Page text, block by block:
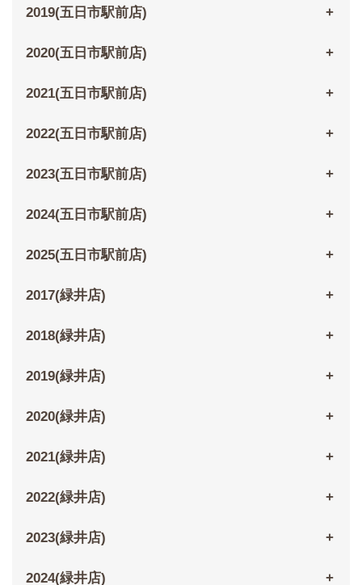
2019(五日市駅前店)
2020(五日市駅前店)
2021(五日市駅前店)
2022(五日市駅前店)
2023(五日市駅前店)
2024(五日市駅前店)
2025(五日市駅前店)
2017(緑井店)
2018(緑井店)
2019(緑井店)
2020(緑井店)
2021(緑井店)
2022(緑井店)
2023(緑井店)
2024(緑井店)